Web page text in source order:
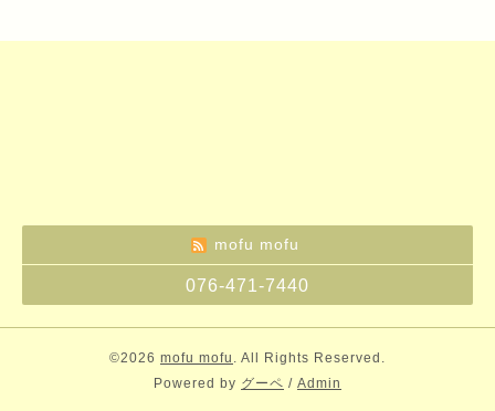
mofu mofu
076-471-7440
©2026 mofu mofu . All Rights Reserved.
Powered by グーペ / Admin